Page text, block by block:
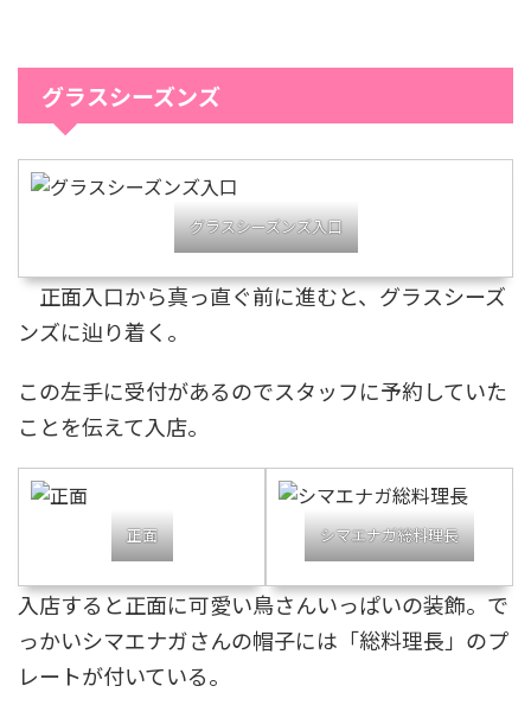
グラスシーズンズ
グラスシーズンズ入口
正面入口から真っ直ぐ前に進むと、グラスシーズ
ンズに辿り着く。
この左手に受付があるのでスタッフに予約していた
ことを伝えて入店。
正面 シマエナガ総料理長
入店すると正面に可愛い鳥さんいっぱいの装飾。で
っかいシマエナガさんの帽子には「総料理長」のプ
レートが付いている。